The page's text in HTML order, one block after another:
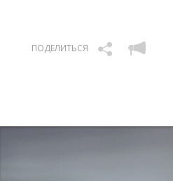
ПОДЕЛИТЬСЯ